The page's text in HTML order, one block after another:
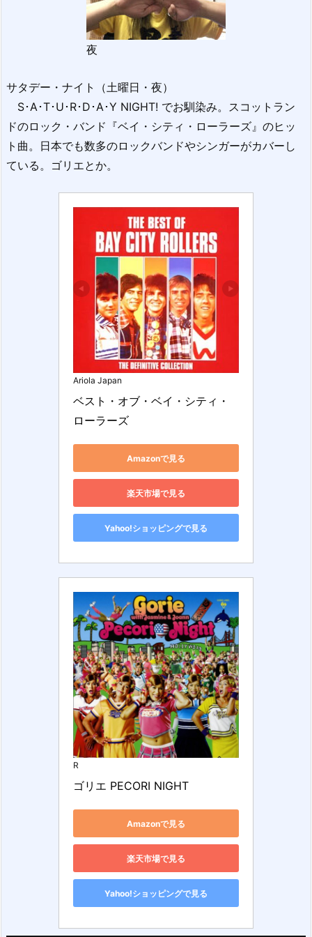
夜
サタデー・ナイト（土曜日・夜）
S･A･T･U･R･D･A･Y NIGHT! でお馴染み。スコットラン
ドのロック・バンド『ベイ・シティ・ローラーズ』のヒッ
ト曲。日本でも数多のロックバンドやシンガーがカバーし
ている。ゴリエとか。
Ariola Japan
ベスト・オブ・ベイ・シティ・
ローラーズ
Amazonで見る
楽天市場で見る
Yahoo!ショッピングで見る
R
ゴリエ PECORI NIGHT
Amazonで見る
楽天市場で見る
Yahoo!ショッピングで見る